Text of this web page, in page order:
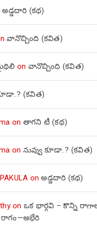
అడ్డదారి (కథ)
వానొచ్చింది (కవిత)
on వానొచ్చింది (కవిత)
(కవిత)
on తాగని టీ (కథ)
on నువ్వు కూడా..? (కవిత)
onఅడ్డదారి (కథ)
on ఒక భార్గవి – కొన్ని